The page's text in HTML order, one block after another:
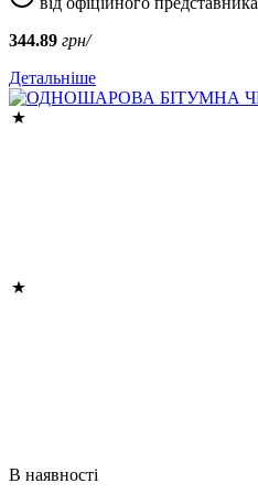
344.89 грн/
Детальніше
В наявності